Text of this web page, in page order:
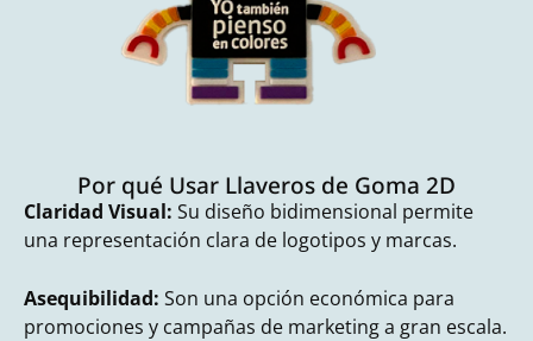
Por qué Usar Llaveros de Goma 2D
Claridad Visual: Su diseño bidimensional permite
una representación clara de logotipos y marcas.
Asequibilidad: Son una opción económica para
promociones y campañas de marketing a gran escala.